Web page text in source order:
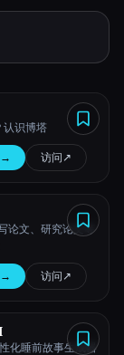
认识博塔
→ 访问 ↗︎
论文、研究论文等
→ 访问 ↗︎
化睡前故事生成器